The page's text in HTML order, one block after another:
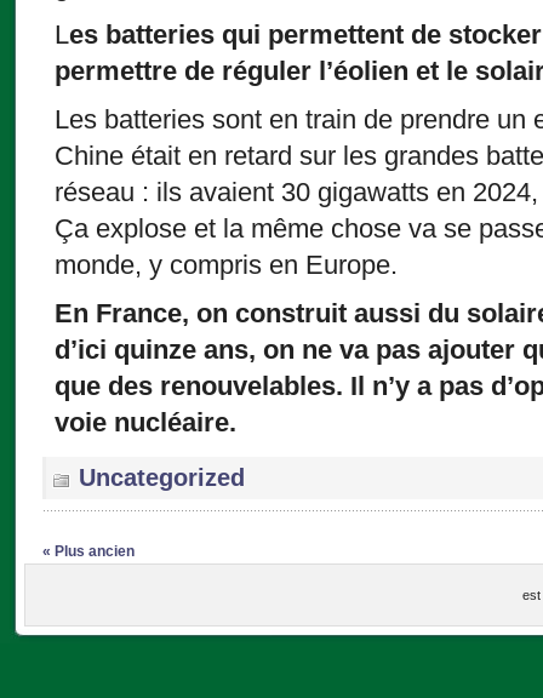
Les batteries qui permettent de
permettre de réguler l’éolien et le
Les batteries sont en train de prendre un
Chine était en retard sur les grandes
réseau : ils avaient 30 gigawatts en
Ça explose et la même chose va se
monde, y compris en Europe.
En France, on construit aussi du
d’ici quinze ans, on ne va pas ajouter
que des renouvelables. Il n’y a pas
voie nucléaire.
Uncategorized
« Plus ancien